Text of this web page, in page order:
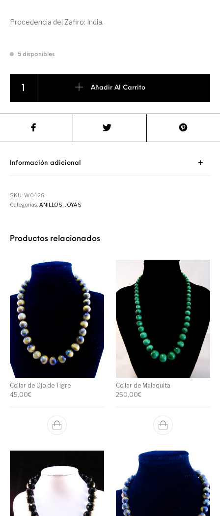
Procedencia del Zafiro: India.
5 disponibles
Añadir Al Carrito
Información adicional
SKU:W0428
Categorías:ANILLOS,JOYAS
Productos relacionados
Collar de Ojo de Tigre
45,00€
Collar de Malaquita
250,00€